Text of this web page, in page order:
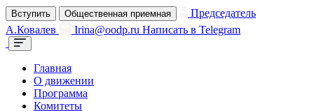
Вступить Общественная приемная
Председатель
А.Ковалев
Irina@oodp.ru Написать в Telegram
Главная
О движении
Программа
Комитеты